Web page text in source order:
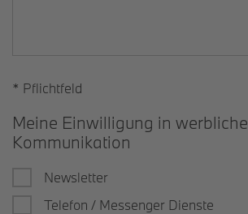
* Pflichtfeld
Meine Einwilligung in werbliche
Kommunikation
Newsletter
Telefon / Messenger Dienste